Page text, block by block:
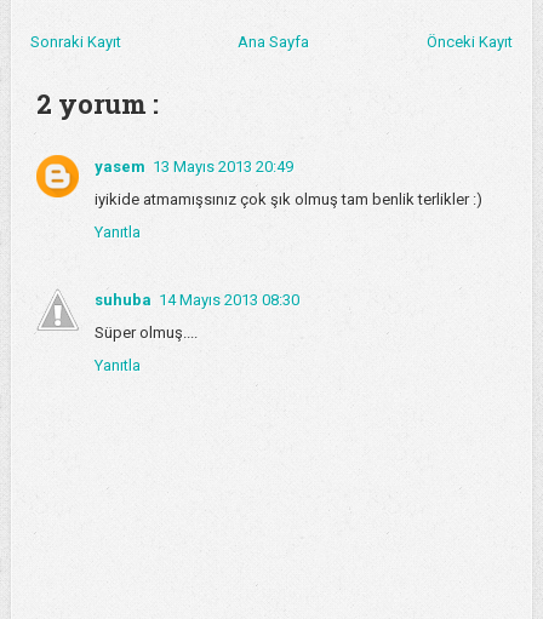
Sonraki Kayıt Önceki Kayıt
Ana Sayfa
2 yorum :
yasem 13 Mayıs 2013 20:49
iyikide atmamışsınız çok şık olmuş tam benlik terlikler :)
Yanıtla
suhuba 14 Mayıs 2013 08:30
Süper olmuş....
Yanıtla